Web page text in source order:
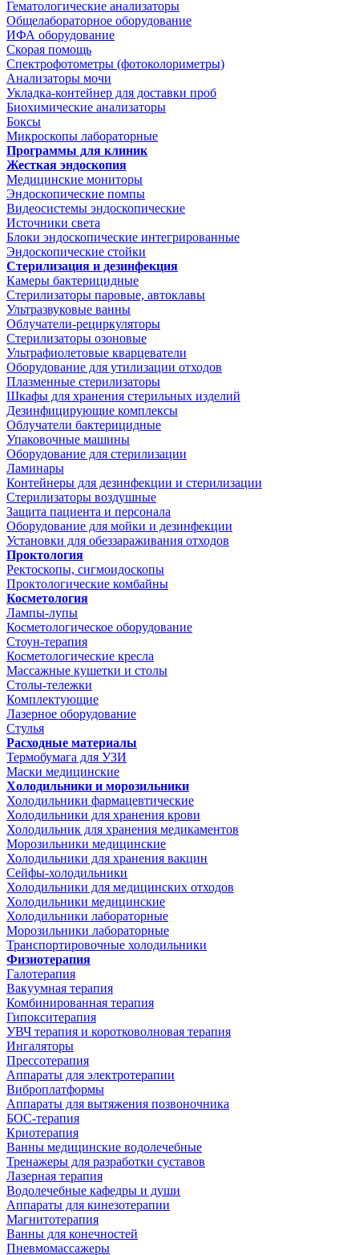
Гематологические анализаторы
Общелабораторное оборудование
ИФА оборудование
Скорая помощь
Спектрофотометры (фотоколориметры)
Анализаторы мочи
Укладка-контейнер для доставки проб
Биохимические анализаторы
Боксы
Микроскопы лабораторные
Программы для клиник
Жесткая эндоскопия
Медицинские мониторы
Эндоскопические помпы
Видеосистемы эндоскопические
Источники света
Блоки эндоскопические интегрированные
Эндоскопические стойки
Стерилизация и дезинфекция
Камеры бактерицидные
Стерилизаторы паровые, автоклавы
Ультразвуковые ванны
Облучатели-рециркуляторы
Стерилизаторы озоновые
Ультрафиолетовые кварцеватели
Оборудование для утилизации отходов
Плазменные стерилизаторы
Шкафы для хранения стерильных изделий
Дезинфицирующие комплексы
Облучатели бактерицидные
Упаковочные машины
Оборудование для стерилизации
Ламинары
Контейнеры для дезинфекции и стерилизации
Стерилизаторы воздушные
Защита пациента и персонала
Оборудование для мойки и дезинфекции
Установки для обеззараживания отходов
Проктология
Ректоскопы, сигмоидоскопы
Проктологические комбайны
Косметология
Лампы-лупы
Косметологическое оборудование
Стоун-терапия
Косметологические кресла
Массажные кушетки и столы
Столы-тележки
Комплектующие
Лазерное оборудование
Стулья
Расходные материалы
Термобумага для УЗИ
Маски медицинские
Холодильники и морозильники
Холодильники фармацевтические
Холодильники для хранения крови
Холодильник для хранения медикаментов
Морозильники медицинские
Холодильники для хранения вакцин
Сейфы-холодильники
Холодильники для медицинских отходов
Холодильники медицинские
Холодильники лабораторные
Морозильники лабораторные
Транспортировочные холодильники
Физиотерапия
Галотерапия
Вакуумная терапия
Комбинированная терапия
Гипокситерапия
УВЧ терапия и коротковолновая терапия
Ингаляторы
Прессотерапия
Аппараты для электротерапии
Виброплатформы
Аппараты для вытяжения позвоночника
БОС-терапия
Криотерапия
Ванны медицинские водолечебные
Тренажеры для разработки суставов
Лазерная терапия
Водолечебные кафедры и души
Аппараты для кинезотерапии
Магнитотерапия
Ванны для конечностей
Пневмомассажеры